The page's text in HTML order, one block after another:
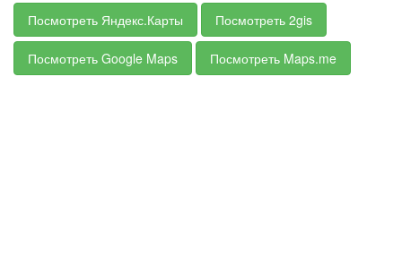
Посмотреть Яндекс.Карты Посмотреть 2gis
Посмотреть Google Maps Посмотреть Maps.me